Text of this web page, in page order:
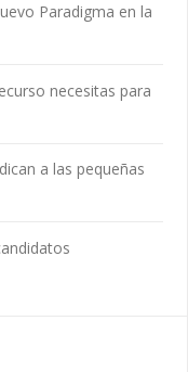
Paradigma en la
necesitas para
a las pequeñas